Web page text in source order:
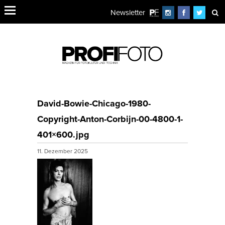
Newsletter
David-Bowie-Chicago-1980-
Copyright-Anton-Corbijn-00-4800-1-
401×600.jpg
11. Dezember 2025